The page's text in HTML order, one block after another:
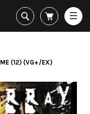
(12) (VG+/EX)